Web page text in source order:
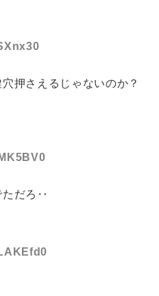
押さえるじゃないのか？
ただろ‥